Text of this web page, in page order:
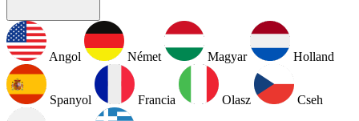
Angol Német Magyar Holland
Spanyol Francia Olasz Cseh